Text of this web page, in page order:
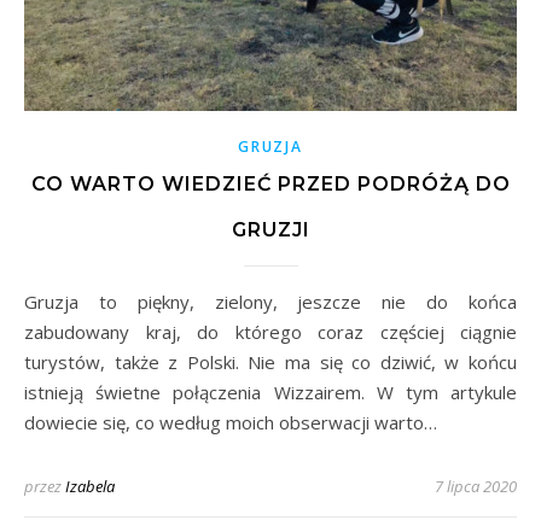
GRUZJA
CO WARTO WIEDZIEĆ PRZED PODRÓŻĄ DO
GRUZJI
Gruzja to piękny, zielony, jeszcze nie do końca
zabudowany kraj, do którego coraz częściej ciągnie
turystów, także z Polski. Nie ma się co dziwić, w końcu
istnieją świetne połączenia Wizzairem. W tym artykule
dowiecie się, co według moich obserwacji warto…
przezIzabela 7 lipca 2020